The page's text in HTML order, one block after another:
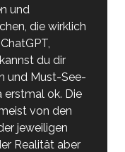
und
die wirklich
du dir
und Must-See-
erstmal ok. Die
von den
jeweiligen
Realität aber